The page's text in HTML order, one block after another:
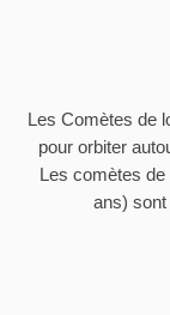
Les Comètes de
pour orbiter
Les comètes de
ans) sont